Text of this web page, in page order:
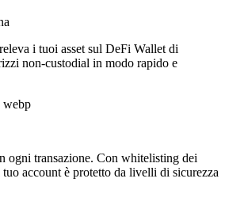
i tuoi asset sul DeFi Wallet di
non-custodial in modo rapido e
ogni transazione. Con whitelisting dei
account è protetto da livelli di sicurezza